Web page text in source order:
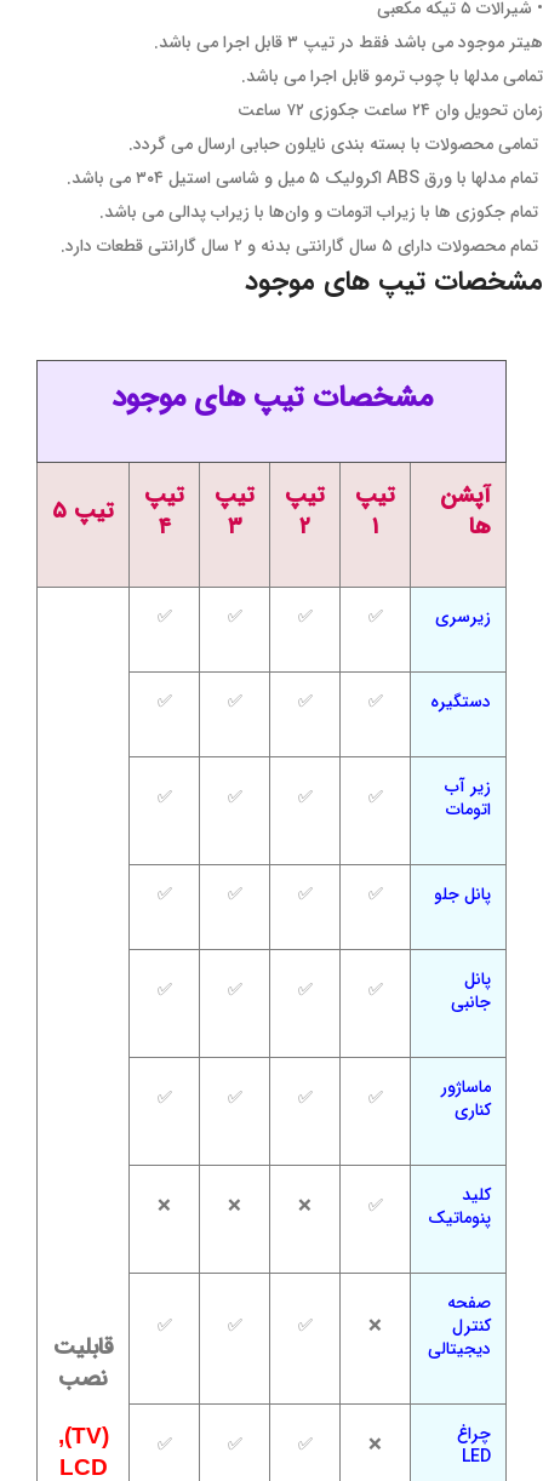
• شیرالات ۵ تیکه مکعبی
هیتر موجود می باشد فقط در تیپ ۳ قابل اجرا می باشد.
تمامی مدلها با چوب ترمو قابل اجرا می باشد.
زمان تحویل وان ۲۴ ساعت جکوزی ۷۲ ساعت
تمامی محصولات با بسته بندی نایلون حبابی ارسال می گردد.
تمام مدلها با ورق ABS اکرولیک ۵ میل و شاسی استیل ۳۰۴ می باشد.
تمام جکوزی ها با زیراب اتومات و وان‌ها با زیراب پدالی می باشد.
تمام محصولات دارای ۵ سال گارانتی بدنه و ۲ سال گارانتی قطعات دارد.
مشخصات تیپ های موجود
مشخصات تیپ های موجود
آپشن
ها
تیپ
۱
تیپ
۲
تیپ
۳
تیپ
۴
تیپ ۵
زیرسری ✅
✅
✅
✅
قابلیت
نصب
(TV),
LCD
دستگیره ✅
✅
✅
✅
زیر آب
اتومات
✅
✅
✅
✅
پانل جلو ✅
✅
✅
✅
پانل
جانبی
✅
✅
✅
✅
ماساژور
کناری
✅
✅
✅
✅
کلید
پنوماتیک
✅
❌
❌
❌
صفحه
کنترل
دیجیتالی
❌
✅
✅
✅
چراغ
LED
❌
✅
✅
✅